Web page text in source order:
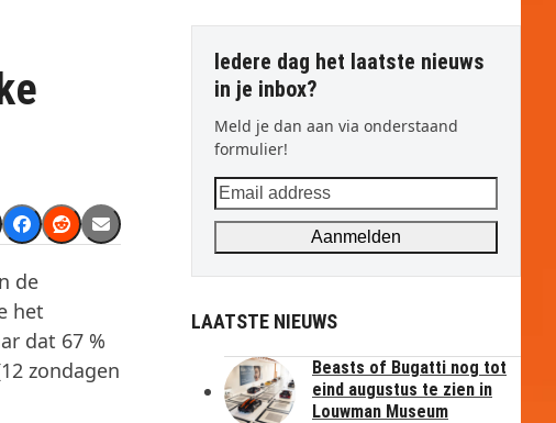
de
het
dat 67 %
zondagen
Iedere dag het laatste nieuws
in je inbox?
Meld je dan aan via onderstaand
formulier!
Email
address
Aanmelden
LAATSTE NIEUWS
Beasts of Bugatti nog tot
eind augustus te zien in
Louwman Museum